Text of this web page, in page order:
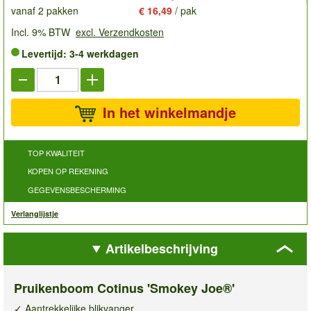
vanaf 2 pakken € 16,49 / pak
Incl. 9% BTW excl. Verzendkosten
Levertijd: 3-4 werkdagen
In het winkelmandje
TOP KWALITEIT
KOPEN OP REKENING
GEGEVENSBESCHERMING
Verlanglijstje
Artikelbeschrijving
Pruikenboom Cotinus 'Smokey Joe®'
✓ Aantrekkelijke blikvanger